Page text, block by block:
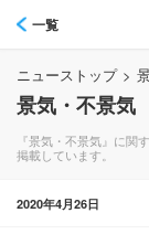
一覧
ニューストップ >
景気・不景気
『景気・不景気』に関
掲載しています。
2020年4月26日